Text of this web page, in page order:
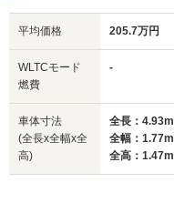
サイズ
(全長x全幅x全高)
-m
平均価格 205.7万円
WLTCモード
燃費
-
車体寸法
(全長x全幅x全
高)
全長：4.93m
全幅：1.77m
全高：1.47m